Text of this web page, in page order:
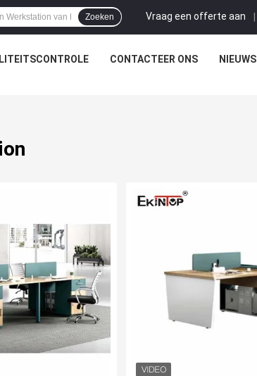
Vraag een offerte aan |
Zoeken
CONTACTEER ONS NIEUWS